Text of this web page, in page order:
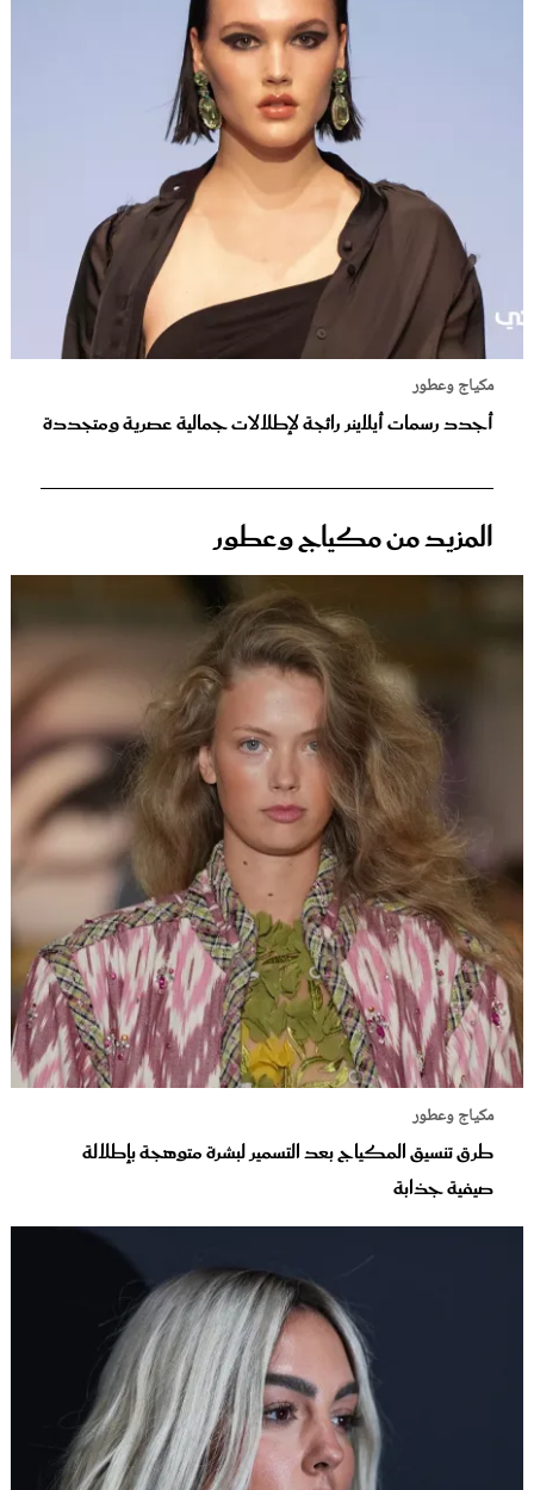
مكياج وعطور
أجدد رسمات أيلاينر رائجة لإطلالات جمالية عصرية ومتجددة
المزيد من مكياج وعطور
مكياج وعطور
طرق تنسيق المكياج بعد التسمير لبشرة متوهجة بإطلالة
صيفية جذابة